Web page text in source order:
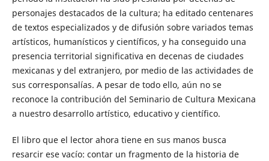
personajes destacados de la cultura; ha editado centenares
de textos especializados y de difusión sobre variados temas
artísticos, humanísticos y científicos, y ha conseguido una
presencia territorial significativa en decenas de ciudades
mexicanas y del extranjero, por medio de las actividades de
sus corresponsalías. A pesar de todo ello, aún no se
reconoce la contribución del Seminario de Cultura Mexicana
a nuestro desarrollo artístico, educativo y científico.
El libro que el lector ahora tiene en sus manos busca
resarcir ese vacío: contar un fragmento de la historia de